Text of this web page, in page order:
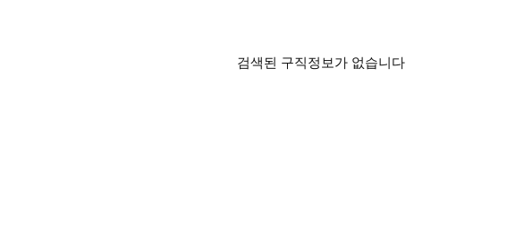
검색된 구직정보가 없습니다